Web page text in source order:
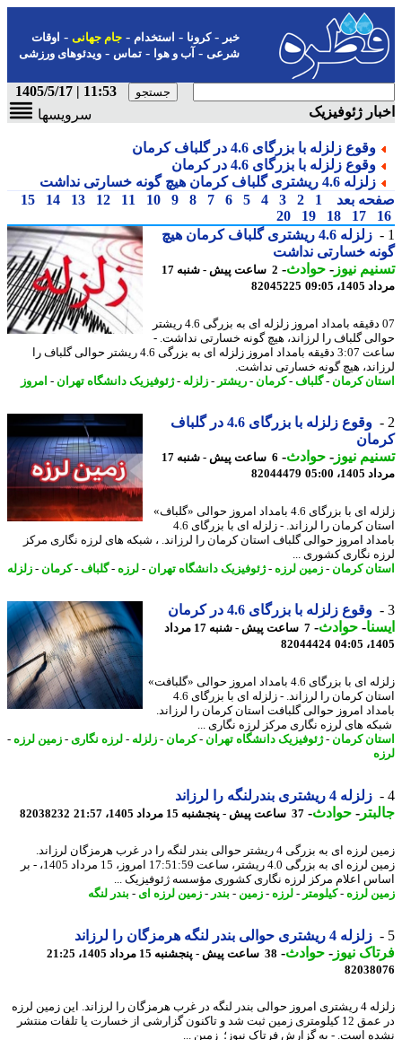
-کرونا-استخدام- جام جهانی-اوقات
شرعی-آب و هوا-تماس-ویدئوهای ورزشی
11:53 | 1405/5/17
ژئوفیزیک
سرویسها
وقوع زلزله با بزرگای 4.6 در گلباف کرمان
وقوع زلزله با بزرگای 4.6 در کرمان
زلزله 4.6 ریشتری گلباف کرمان هیچ گونه خسارتی نداشت
بعد
1
2
3
4
5
6
7
8
9
10
11
12
13
14
15
17
18
19
20
زلزله 4.6 ریشتری گلباف کرمان هیچ
خسارتی نداشت
نیوز-حوادث -
2 ساعت پیش - شنبه 17
09:05
82045225
07 دقیقه بامداد امروز زلزله ای به بزرگی 4.6 ریشتر
گلباف را لرزاند، هیچ گونه خسارتی نداشت. -
ساعت 3:07 دقیقه بامداد امروز زلزله ای به بزرگی 4.6 ریشتر حوالی گلباف را
هیچ گونه خسارتی نداشت.
کرمان -گلباف-کرمان -ریشتر-زلزله - ژئوفیزیک دانشگاه تهران- امروز
وقوع زلزله با بزرگای 4.6 در گلباف
نیوز-حوادث -
6 ساعت پیش - شنبه 17
05:00
82044479
زلزله ای با بزرگای 4.6 بامداد امروز حوالی «گلباف»
استان کرمان را لرزاند. - زلزله ای با بزرگای 4.6
امروز حوالی گلباف استان کرمان را لرزاند. ، شبکه های لرزه نگاری مرکز
نگاری کشوری ...
کرمان -زمین لرزه - ژئوفیزیک دانشگاه تهران- لرزه - گلباف-کرمان -زلزله
وقوع زلزله با بزرگای 4.6 در کرمان
-حوادث -
7 ساعت پیش - شنبه 17 مرداد
82044424
زلزله ای با بزرگای 4.6 بامداد امروز حوالی «گلبافت»
استان کرمان را لرزاند. - زلزله ای با بزرگای 4.6
امروز حوالی گلبافت استان کرمان را لرزاند.
های لرزه نگاری مرکز لرزه نگاری ...
کرمان -ژئوفیزیک دانشگاه تهران- کرمان -زلزله - لرزه نگاری- زمین لرزه -
زلزله 4 ریشتری بندرلنگه را لرزاند
-حوادث -37 ساعت پیش - پنجشنبه 15 مرداد 1405، 21:57 82038232
زمین لرزه ای به بزرگی 4 ریشتر حوالی بندر لنگه را در غرب هرمزگان لرزاند.
زمین لرزه ای به بزرگی 4.0 ریشتر، ساعت 17:51:59 امروز، 15 مرداد 1405، - بر
اعلام مرکز لرزه نگاری کشوری مؤسسه ژئوفیزیک ...
لرزه - کیلومتر-لرزه - زمین -بندر -زمین لرزه ای - بندر لنگه
زلزله 4 ریشتری حوالی بندر لنگه هرمزگان را لرزاند
نیوز-حوادث -38 ساعت پیش - پنجشنبه 15 مرداد 1405، 21:25
زلزله 4 ریشتری امروز حوالی بندر لنگه در غرب هرمزگان را لرزاند. این زمین لرزه
در عمق 12 کیلومتری زمین ثبت شد و تاکنون گزارشی از خسارت یا تلفات منتشر
است. - به گزارش فرتاک نیوز؛ زمین ...